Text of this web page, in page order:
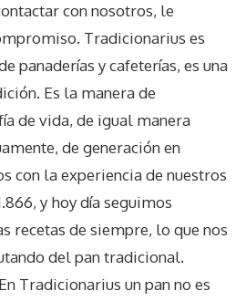
con nosotros, le
Tradicionarius es
panaderías y cafeterías, es una
Es la manera de
de vida, de igual manera
de generación en
con la experiencia de nuestros
y hoy día seguimos
recetas de siempre, lo que nos
del pan tradicional.
Tradicionarius un pan no es